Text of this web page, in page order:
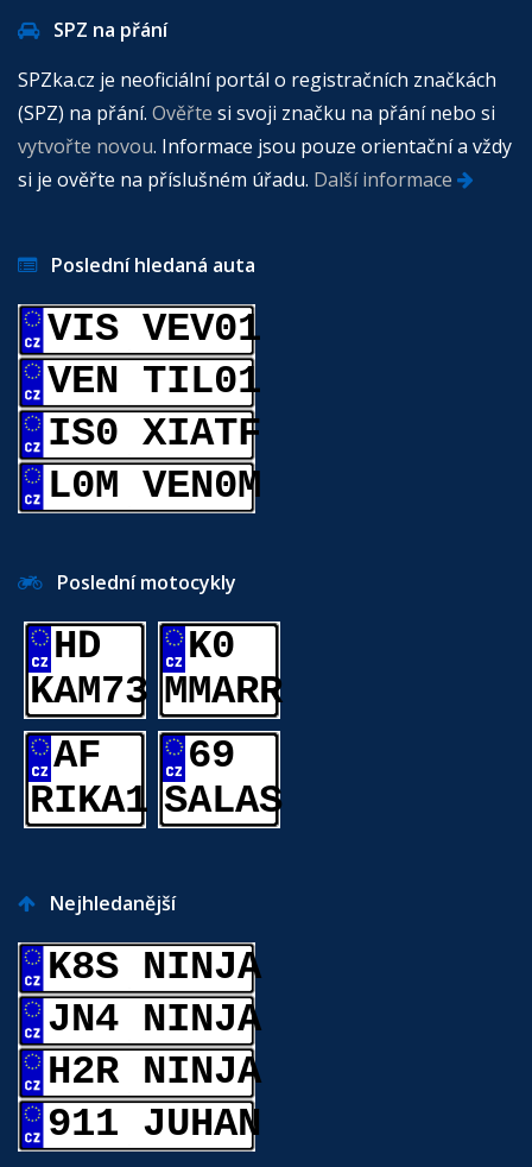
SPZ na přání
SPZka.cz je neoficiální portál o registračních značkách
(SPZ) na přání. Ověřte si svoji značku na přání nebo si
vytvořte novou. Informace jsou pouze orientační a vždy
si je ověřte na příslušném úřadu. Další informace
Poslední hledaná auta
VIS VEV01
VEN TIL01
IS0 XIATF
L0M VEN0M
Poslední motocykly
HD
KAM73
K0
MMARR
AF
RIKA1
69
SALAS
Nejhledanější
K8S NINJA
JN4 NINJA
H2R NINJA
911 JUHAN